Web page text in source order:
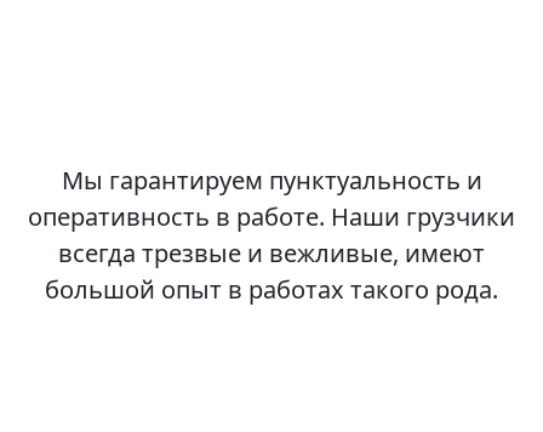
Мы гарантируем пунктуальность и
оперативность в работе. Наши грузчики
всегда трезвые и вежливые, имеют
большой опыт в работах такого рода.